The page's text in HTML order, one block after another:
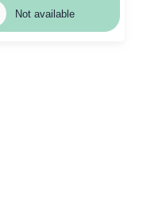
Not available